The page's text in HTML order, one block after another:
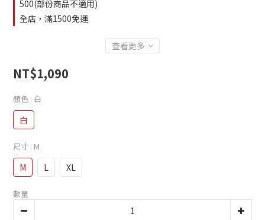
500(部份商品不適用)
全店，滿1500免運
查看更多
NT$1,090
顏色 : 白
白
尺寸 : M
M L XL
數量